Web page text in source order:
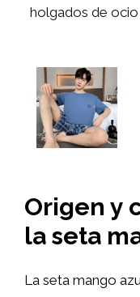
holgados de
Origen y
la seta
La seta mango